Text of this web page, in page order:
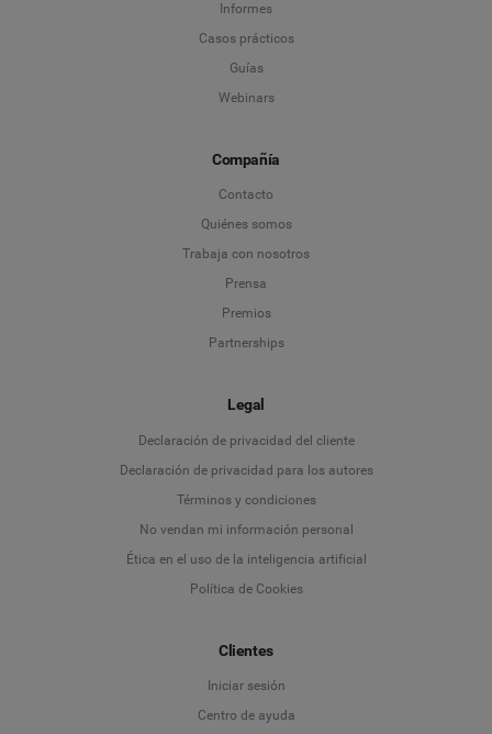
Informes
Casos prácticos
Guías
Webinars
Compañía
Contacto
Quiénes somos
Trabaja con nosotros
Prensa
Premios
Partnerships
Legal
Declaración de privacidad del cliente
Declaración de privacidad para los autores
Términos y condiciones
No vendan mi información personal
Ética en el uso de la inteligencia artificial
Política de Cookies
Clientes
Iniciar sesión
Centro de ayuda